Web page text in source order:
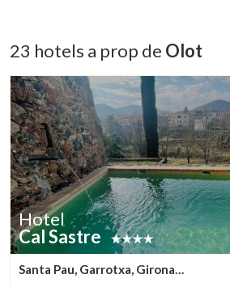
23 hotels a prop de Olot
Hotel
Cal Sastre
Santa Pau, Garrotxa, Girona